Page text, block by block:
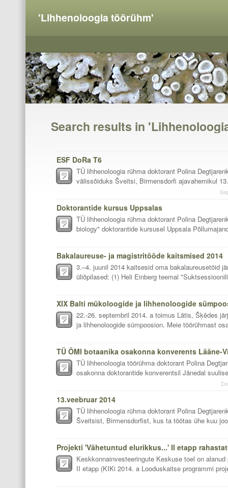
'Lihhenoloogia töörühm'
Search results in
ESF DoRa T6
TÜ lihhenoloogia rühma doktorant Polina
välissõiduks Šveitsi, Birmensdorfi ajavahemikul
Doktorantide kursus Uppsalas
TÜ lihhenoloogia rühma doktorant Polina
biology" doktorantide kursusel Uppsala
Bakalaureuse- ja magistritööde kaitsmised 2014
3.–4. juunil 2014 kaitsesid oma bakalaureusetöid
üliõpilased: (1) Heli Einberg teemal
22.-26. septembril 2014. a toimus Lätis, Šķēdes
ja lihhenoloogide sümpoosion. Meie töörühmast
TÜ lihhenoloogia töörühma doktorant Polina
osakonna doktorantide konverentsil Jänedal
13.veebruar 2014
TÜ lihhenoloogia rühma doktorant Polina
Šveitsist, Birmensdorfist, kus ta töötas ühe kuu
Projekti 'Vähetuntud elurikkus...' II etapp
Keskkonnainvesteeringute Keskuse toel on
II etapp (KIKi 2014. a Looduskaitse programmi